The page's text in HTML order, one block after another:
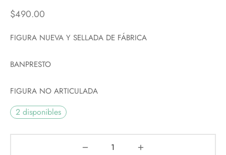
$490.00
FIGURA NUEVA Y SELLADA DE FÁBRICA
BANPRESTO
FIGURA NO ARTICULADA
2 disponibles